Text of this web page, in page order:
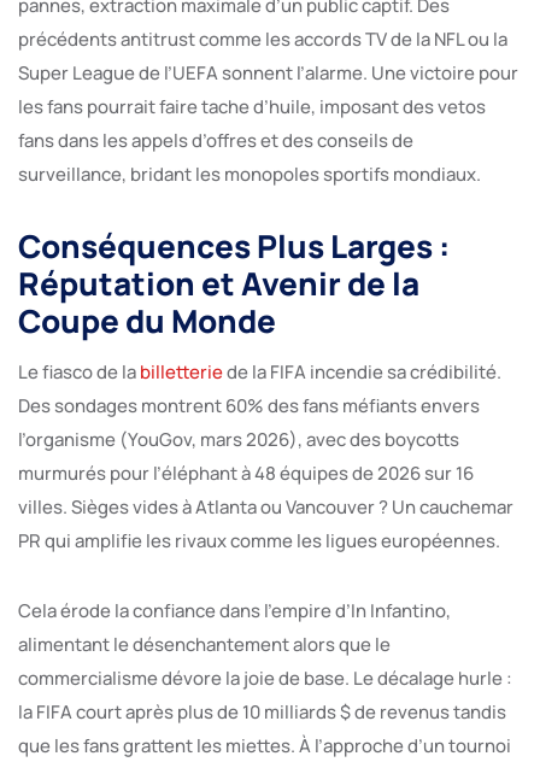
pannes, extraction maximale d’un public captif. Des
précédents antitrust comme les accords TV de la NFL ou la
Super League de l’UEFA sonnent l’alarme. Une victoire pour
les fans pourrait faire tache d’huile, imposant des vetos
fans dans les appels d’offres et des conseils de
surveillance, bridant les monopoles sportifs mondiaux.
Conséquences Plus Larges :
Réputation et Avenir de la
Coupe du Monde
Le fiasco de labilletteriede la FIFA incendie sa crédibilité.
Des sondages montrent 60% des fans méfiants envers
l’organisme (YouGov, mars 2026), avec des boycotts
murmurés pour l’éléphant à 48 équipes de 2026 sur 16
villes. Sièges vides à Atlanta ou Vancouver ? Un cauchemar
PR qui amplifie les rivaux comme les ligues européennes.
Cela érode la confiance dans l’empire d’In Infantino,
alimentant le désenchantement alors que le
commercialisme dévore la joie de base. Le décalage hurle :
la FIFA court après plus de 10 milliards $ de revenus tandis
que les fans grattent les miettes. À l’approche d’un tournoi